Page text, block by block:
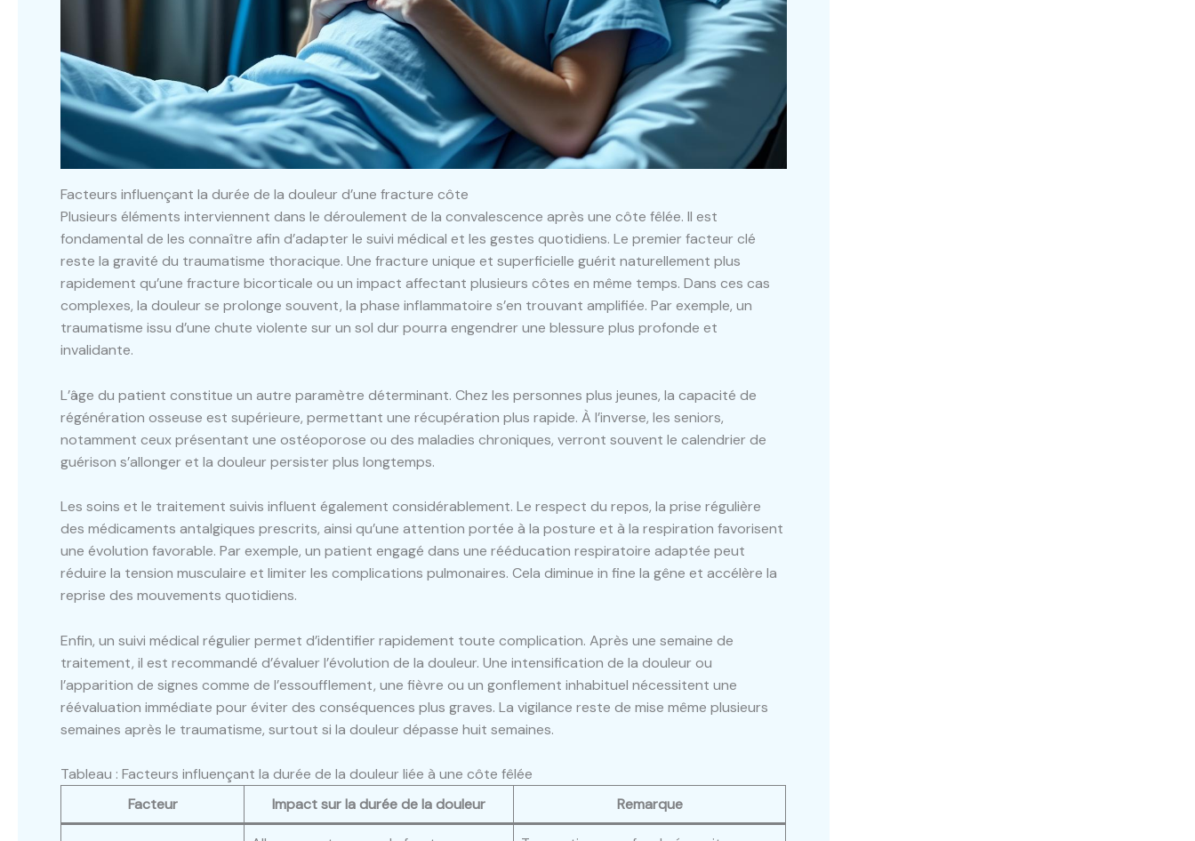
Facteurs influençant la durée de la douleur d’une fracture côte
Plusieurs éléments interviennent dans le déroulement de la convalescence après une côte fêlée. Il est
fondamental de les connaître afin d’adapter le suivi médical et les gestes quotidiens. Le premier facteur clé
reste la gravité du traumatisme thoracique. Une fracture unique et superficielle guérit naturellement plus
rapidement qu’une fracture bicorticale ou un impact affectant plusieurs côtes en même temps. Dans ces cas
complexes, la douleur se prolonge souvent, la phase inflammatoire s’en trouvant amplifiée. Par exemple, un
traumatisme issu d’une chute violente sur un sol dur pourra engendrer une blessure plus profonde et
invalidante.
L’âge du patient constitue un autre paramètre déterminant. Chez les personnes plus jeunes, la capacité de
régénération osseuse est supérieure, permettant une récupération plus rapide. À l’inverse, les seniors,
notamment ceux présentant une ostéoporose ou des maladies chroniques, verront souvent le calendrier de
guérison s’allonger et la douleur persister plus longtemps.
Les soins et le traitement suivis influent également considérablement. Le respect du repos, la prise régulière
des médicaments antalgiques prescrits, ainsi qu’une attention portée à la posture et à la respiration favorisent
une évolution favorable. Par exemple, un patient engagé dans une rééducation respiratoire adaptée peut
réduire la tension musculaire et limiter les complications pulmonaires. Cela diminue in fine la gêne et accélère la
reprise des mouvements quotidiens.
Enfin, un suivi médical régulier permet d’identifier rapidement toute complication. Après une semaine de
traitement, il est recommandé d’évaluer l’évolution de la douleur. Une intensification de la douleur ou
l’apparition de signes comme de l’essoufflement, une fièvre ou un gonflement inhabituel nécessitent une
réévaluation immédiate pour éviter des conséquences plus graves. La vigilance reste de mise même plusieurs
semaines après le traumatisme, surtout si la douleur dépasse huit semaines.
Tableau : Facteurs influençant la durée de la douleur liée à une côte fêlée
Facteur
Impact sur la durée de la douleur Remarque